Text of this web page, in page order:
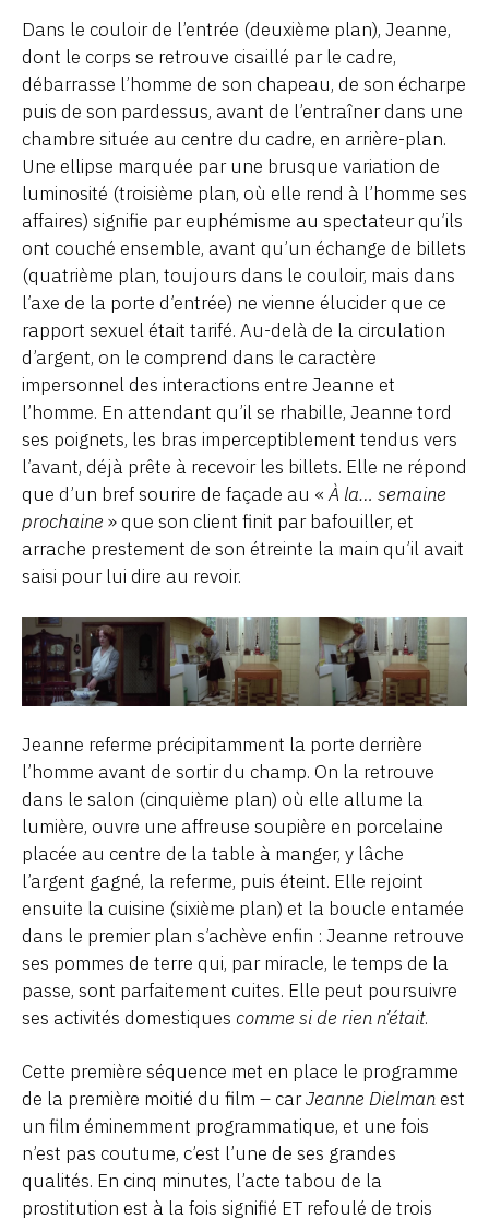
Dans le couloir de l’entrée (deuxième plan), Jeanne,
dont le corps se retrouve cisaillé par le cadre,
débarrasse l’homme de son chapeau, de son écharpe
puis de son pardessus, avant de l’entraîner dans une
chambre située au centre du cadre, en arrière-plan.
Une ellipse marquée par une brusque variation de
luminosité (troisième plan, où elle rend à l’homme ses
affaires) signifie par euphémisme au spectateur qu’ils
ont couché ensemble, avant qu’un échange de billets
(quatrième plan, toujours dans le couloir, mais dans
l’axe de la porte d’entrée) ne vienne élucider que ce
rapport sexuel était tarifé. Au-delà de la circulation
d’argent, on le comprend dans le caractère
impersonnel des interactions entre Jeanne et
l’homme. En attendant qu’il se rhabille, Jeanne tord
ses poignets, les bras imperceptiblement tendus vers
l’avant, déjà prête à recevoir les billets. Elle ne répond
que d’un bref sourire de façade au «À la… semaine
prochaine » que son client finit par bafouiller, et
arrache prestement de son étreinte la main qu’il avait
saisi pour lui dire au revoir.
Jeanne referme précipitamment la porte derrière
l’homme avant de sortir du champ. On la retrouve
dans le salon (cinquième plan) où elle allume la
lumière, ouvre une affreuse soupière en porcelaine
placée au centre de la table à manger, y lâche
l’argent gagné, la referme, puis éteint. Elle rejoint
ensuite la cuisine (sixième plan) et la boucle entamée
dans le premier plan s’achève enfin : Jeanne retrouve
ses pommes de terre qui, par miracle, le temps de la
passe, sont parfaitement cuites. Elle peut poursuivre
ses activités domestiques comme si de rien n’était.
Cette première séquence met en place le programme
de la première moitié du film – carJeanne Dielman est
un film éminemment programmatique, et une fois
n’est pas coutume, c’est l’une de ses grandes
qualités. En cinq minutes, l’acte tabou de la
prostitution est à la fois signifié ET refoulé de trois